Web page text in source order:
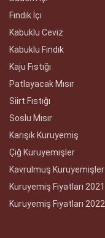
Fındık İçi
Kabuklu Ceviz
Kabuklu Fındık
Kaju Fıstığı
Patlayacak Mısır
Siirt Fıstığı
Soslu Mısır
Karışık Kuruyemiş
Çiğ Kuruyemişler
Kavrulmuş Kuruyemişler
Kuruyemiş Fiyatları 2021
Kuruyemiş Fiyatları 2022